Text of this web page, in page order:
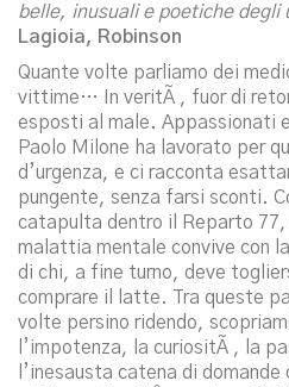
belle, inusuali e poetiche degli
Lagioia, Robinson
Quante volte parliamo dei
vittime… In veritÃ , fuor di
esposti al male. Appassionati
Paolo Milone ha lavorato per
d’urgenza, e ci racconta
pungente, senza farsi sconti.
catapulta dentro il Reparto
malattia mentale convive con
di chi, a fine turno, deve
comprare il latte. Tra queste
volte persino ridendo,
l’impotenza, la curiositÃ , la
l’inesausta catena di